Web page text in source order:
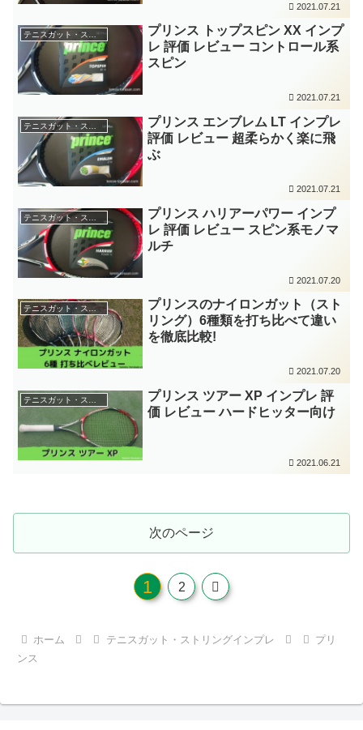
2021.07.21
プリンス トップスピン XX インプ
レ 評価 レビュー コントロール系
スピン
2021.07.21
プリンス エンブレム LT インプレ
評価 レビュー 超柔らかく楽に飛
ぶ
2021.07.21
プリンス ハリアーパワー インプ
レ 評価 レビュー スピン系モノマ
ルチ
2021.07.20
テニスガット・ストリングインプレ
プリンスのナイロンガット（スト
リング）6種類を打ち比べて違い
を徹底比較!
2021.07.20
プリンス ツアー XP インプレ 評
価 レビュー ハードヒッター向け
2021.06.21
次のページ
1 2
次
ホーム テニスガット・ストリングインプレ
プリ
ンス